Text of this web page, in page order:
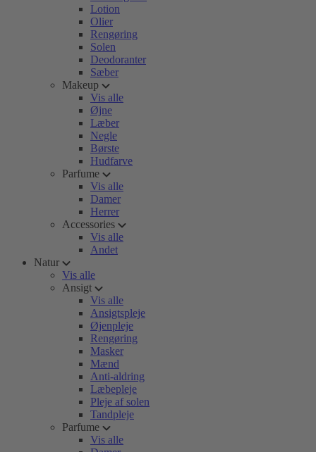
Lotion
Olier
Rengøring
Solen
Deodoranter
Sæber
Makeup
Vis alle
Øjne
Læber
Negle
Børste
Hudfarve
Parfume
Vis alle
Damer
Herrer
Accessories
Vis alle
Andet
Natur
Vis alle
Ansigt
Vis alle
Ansigtspleje
Øjenpleje
Rengøring
Masker
Mænd
Anti-aldring
Læbepleje
Pleje af solen
Tandpleje
Parfume
Vis alle